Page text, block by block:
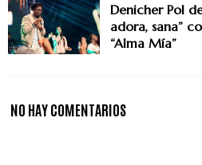
Denicher Pol
adora, sana”
“Alma Mía”
NO HAY COMENTARIOS